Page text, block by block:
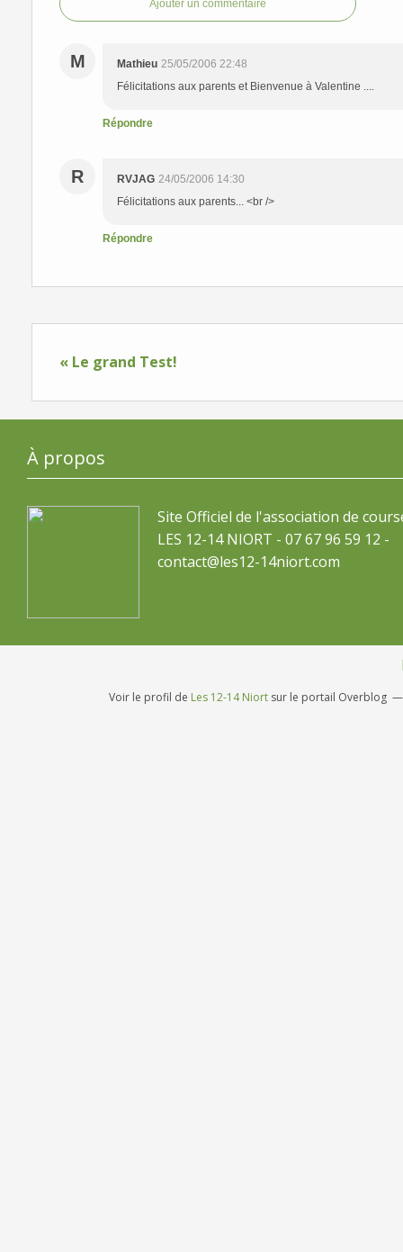
Ajouter un commentaire
M Mathieu 25/05/2006 22:48
Félicitations aux parents et Bienvenue à Valentine ....
Répondre
R RVJAG 24/05/2006 14:30
Félicitations aux parents... <br />
Répondre
« Le grand Test!
À propos
Site Officiel de l'association de
LES 12-14 NIORT - 07 67 96 59 12 -
contact@les12-14niort.com
Voir le profil de Les 12-14 Niort sur le portail Overblog